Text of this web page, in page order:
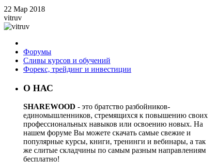
22 Мар 2018
vitruv
Форумы
Сливы курсов и обучений
Форекс, трейдинг и инвестиции
О НАС
SHAREWOOD - это братство разбойников-
единомышленников, стремящихся к повышению своих
профессиональных навыков или освоению новых. На
нашем форуме Вы можете скачать самые свежие и
популярные курсы, книги, тренинги и вебинары, а так
же слитые складчины по самым разным направлениям
бесплатно!